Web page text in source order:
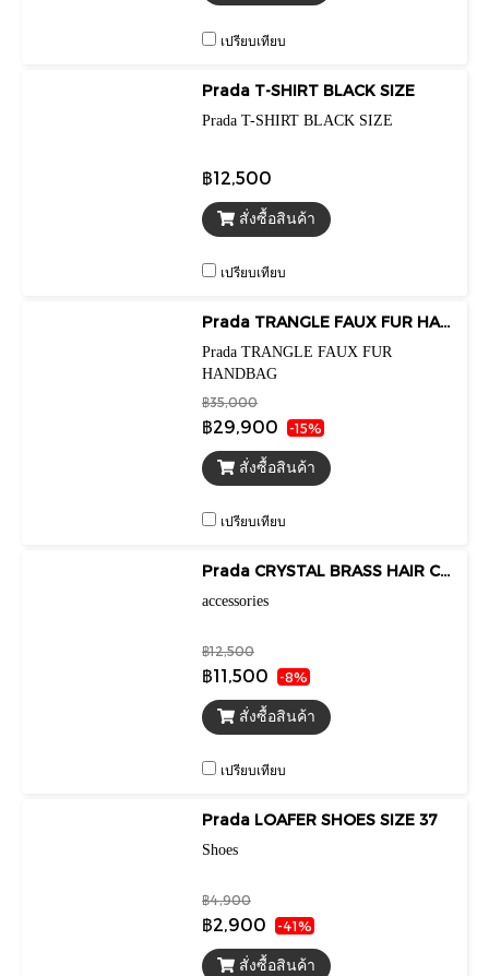
เปรียบเทียบ
Prada T-SHIRT BLACK SIZE
Prada T-SHIRT BLACK SIZE
฿12,500
สั่งซื้อสินค้า
เปรียบเทียบ
Prada TRANGLE FAUX FUR HANDBAG
Prada TRANGLE FAUX FUR
HANDBAG
฿35,000
฿29,900 -15%
สั่งซื้อสินค้า
เปรียบเทียบ
Prada CRYSTAL BRASS HAIR CLIP BLACK
accessories
฿12,500
฿11,500 -8%
สั่งซื้อสินค้า
เปรียบเทียบ
Prada LOAFER SHOES SIZE 37
Shoes
฿4,900
฿2,900 -41%
สั่งซื้อสินค้า